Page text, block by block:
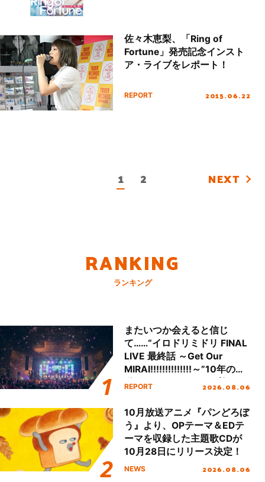
佐々木恵梨、「Ring of
Fortune」発売記念インスト
ア・ライブをレポート！
REPORT 2015.06.22
1 2 NEXT
RANKING
ランキング
またいつか会えると信じ
て……“イロドリミドリ FINAL
LIVE 最終話 ～Get Our
MIRAI!!!!!!!!!!!!!!～”10年の活
動を経てファイナルを迎える
REPORT 2026.08.06
10月放送アニメ『パンどろぼ
う』より、OPテーマ＆EDテ
ーマを収録した主題歌CDが
10月28日にリリース決定！
NEWS 2026.08.06